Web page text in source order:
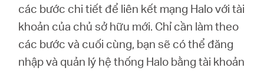
các bước chi tiết để liên kết mạng Halo với tài
khoản của chủ sở hữu mới. Chỉ cần làm theo
các bước và cuối cùng, bạn sẽ có thể đăng
nhập và quản lý hệ thống Halo bằng tài khoản